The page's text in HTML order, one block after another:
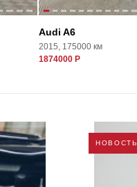
Audi A6
2015, 175000 км
1874000 Р
НОВОСТЬ